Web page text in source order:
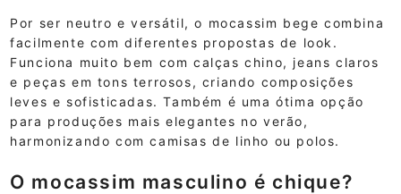
Por ser neutro e versátil, o mocassim bege combina
facilmente com diferentes propostas de look.
Funciona muito bem com calças chino, jeans claros
e peças em tons terrosos, criando composições
leves e sofisticadas. Também é uma ótima opção
para produções mais elegantes no verão,
harmonizando com camisas de linho ou polos.
O mocassim masculino é chique?